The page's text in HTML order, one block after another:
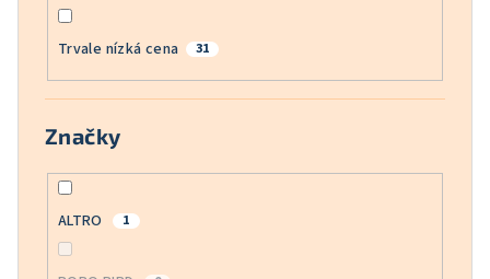
Trvale nízká cena 31
Značky
ALTRO 1